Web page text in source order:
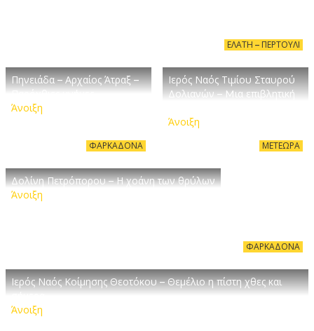
ΕΛΆΤΗ – ΠΕΡΤΟΎΛΙ
Πηνειάδα – Αρχαίος Άτραξ –
Άνοιξη
ΦΑΡΚΑΔΌΝΑ
Δολίνη Πετρόπορου – Η χοάνη των θρύλων
Άνοιξη
ΦΑΡΚΑΔΌΝΑ
Ιερός Ναός Τιμίου Σταυρού
Δολιανών – Mια επιβλητική
Άνοιξη
ΜΕΤΈΩΡΑ
Ιερός Ναός Κοίμησης Θεοτόκου – Θεμέλιο η πίστη χθες και
Άνοιξη